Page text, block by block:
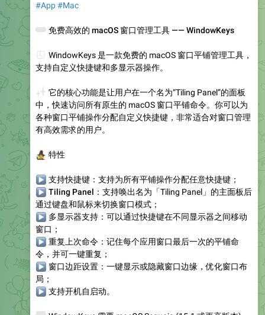
#App#Mac
免费高效的 macOS 窗口管理工具 —— WindowKeys
WindowKeys 是一款免费的 macOS 窗口平铺管理工具，
支持自定义快捷键和多显示器操作。
它的核心功能是让用户在一个名为“Tiling Panel”的面板
中，快速访问所有原生的 macOS 窗口平铺命令。你可以为
各种窗口平铺操作分配自定义快捷键，非常适合对窗口管理
有高效需求的用户。
特性
支持快捷键：支持为所有平铺操作分配任意快捷键；
Tiling Panel ：支持唤出名为「Tiling Panel」的主面板后
通过键盘和鼠标来切换窗口模式；
多显示器支持：可以通过快捷键在不同显示器之间移动
窗口；
重复上次命令：记住每个应用窗口最后一次的平铺命
令，并可一键重复；
窗口边距设置：一键显示或隐藏窗口边缘，优化窗口布
局；
支持开机自启动。